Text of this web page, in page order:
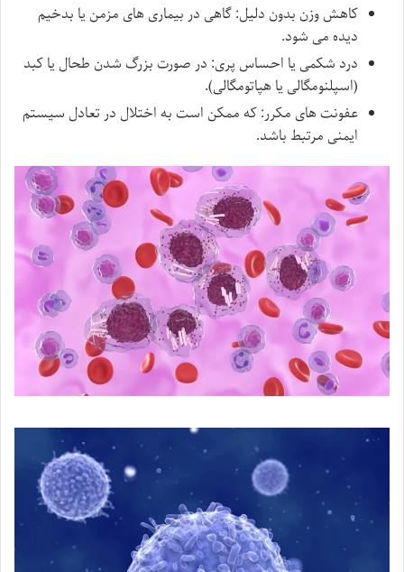
کاهش وزن بدون دلیل: گاهی در بیماری های مزمن یا بدخیم
دیده می شود.
درد شکمی یا احساس پری: در صورت بزرگ شدن طحال یا کبد
(اسپلنومگالی یا هپاتومگالی).
عفونت های مکرر: که ممکن است به اختلال در تعادل سیستم
ایمنی مرتبط باشد.